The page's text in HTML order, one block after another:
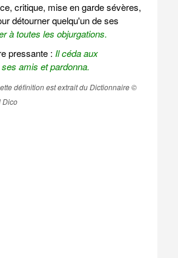
critique, mise en garde sévères,
détourner quelqu'un de ses
à toutes les objurgations.
pressante : Il céda aux
amis et pardonna.
définition est extrait du Dictionnaire ©
Dico